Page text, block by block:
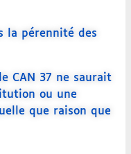
la pérennité des
CAN 37 ne saurait
ou une
que raison que